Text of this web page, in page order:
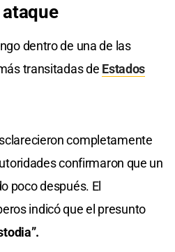
dentro de una de las
transitadas de Estados
completamente
confirmaron que un
poco después. El
indicó que el presunto